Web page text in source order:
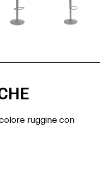
ruggine con